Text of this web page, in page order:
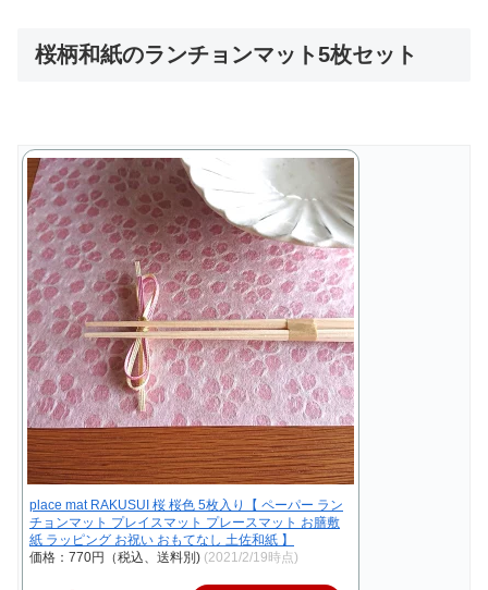
桜柄和紙のランチョンマット5枚セット
place mat RAKUSUI 桜 桜色 5枚入り【 ペーパー ラン
チョンマット プレイスマット プレースマット お膳敷
紙 ラッピング お祝い おもてなし 土佐和紙 】
価格：770円（税込、送料別) (2021/2/19時点)